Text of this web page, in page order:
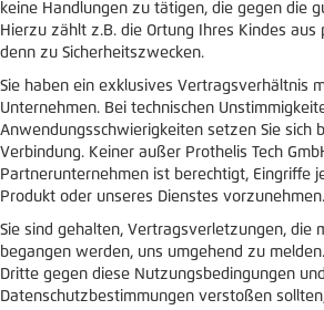
keine Handlungen zu tätigen, die gegen die
Hierzu zählt z.B. die Ortung Ihres Kindes aus
denn zu Sicherheitszwecken.
Sie haben ein exklusives Vertragsverhältnis
Unternehmen. Bei technischen
Anwendungsschwierigkeiten setzen Sie sich
Verbindung. Keiner außer Prothelis Tech
Partnerunternehmen ist berechtigt, Eingriffe
Produkt oder unseres Dienstes vorzunehmen.
Sie sind gehalten, Vertragsverletzungen, die
begangen werden, uns umgehend zu
Dritte gegen diese Nutzungsbedingungen und
Datenschutzbestimmungen verstoßen